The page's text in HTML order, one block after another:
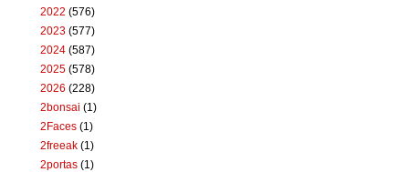
2022 (576)
2023 (577)
2024 (587)
2025 (578)
2026 (228)
2bonsai (1)
2Faces (1)
2freeak (1)
2portas (1)